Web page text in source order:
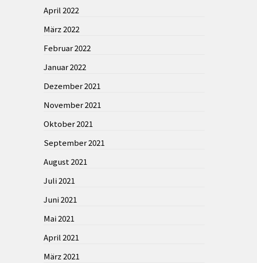
April 2022
März 2022
Februar 2022
Januar 2022
Dezember 2021
November 2021
Oktober 2021
September 2021
August 2021
Juli 2021
Juni 2021
Mai 2021
April 2021
März 2021